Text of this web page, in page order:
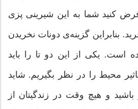
کنید شما به این شیرینی پزی
بنابراین گزینه‌ی دونات نخریدن
است. یکی از این دو تا را باید
محیط را در نظر بگیریم. شاید
و هیچ وقت در زندگیتان از